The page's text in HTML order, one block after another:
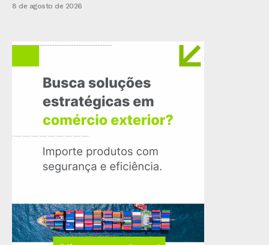
8 de agosto de 2026